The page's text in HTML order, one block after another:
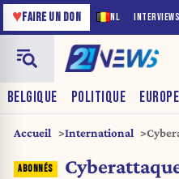
NL INTERVIEWS
♥FAIRE UN DON
BELGIQUE POLITIQUE EUROPE
Accueil International
failles